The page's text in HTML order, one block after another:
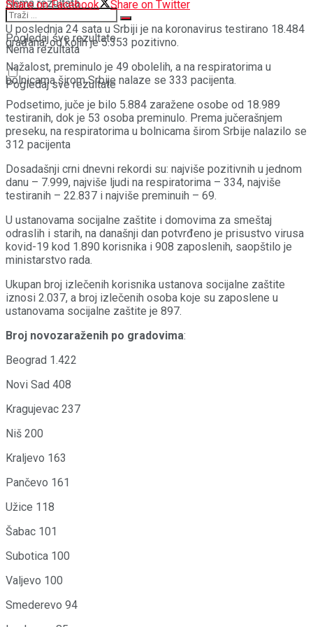
Nema rezultata
Pogledaj sve rezultate
Nema rezultata
Pogledaj sve rezultate
Share on Facebook
Share on Twitter
U poslednja 24 sata u Srbiji je na koronavirus testirano 18.484
građana, od kojih je 5.353 pozitivno.
Nažalost, preminulo je 49 obolelih, a na respiratorima u
bolnicama širom Srbije nalaze se 333 pacijenta.
Podsetimo, juče je bilo 5.884 zaražene osobe od 18.989
testiranih, dok je 53 osoba preminulo. Prema jučerašnjem
preseku, na respiratorima u bolnicama širom Srbije nalazilo se
312 pacijenta
Dosadašnji crni dnevni rekordi su: najviše pozitivnih u jednom
danu – 7.999, najviše ljudi na respiratorima – 334, najviše
testiranih – 22.837 i najviše preminuih – 69.
U ustanovama socijalne zaštite i domovima za smeštaj
odraslih i starih, na današnji dan potvrđeno je prisustvo virusa
kovid-19 kod 1.890 korisnika i 908 zaposlenih, saopštilo je
ministarstvo rada.
Ukupan broj izlečenih korisnika ustanova socijalne zaštite
iznosi 2.037, a broj izlečenih osoba koje su zaposlene u
ustanovama socijalne zaštite je 897.
Broj novozaraženih po gradovima:
Beograd 1.422
Novi Sad 408
Kragujevac 237
Niš 200
Kraljevo 163
Pančevo 161
Užice 118
Šabac 101
Subotica 100
Valjevo 100
Smederevo 94